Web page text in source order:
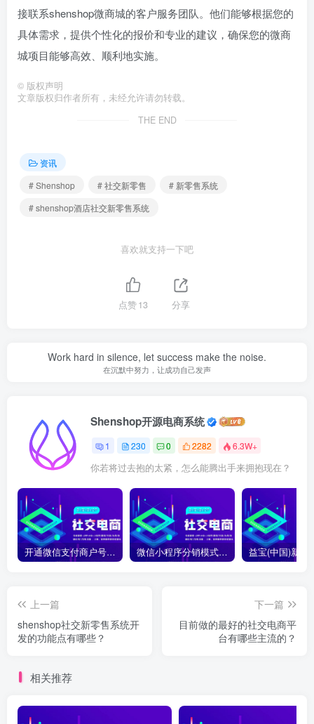
接联系shenshop微商城的客户服务团队。他们能够根据您的
具体需求，提供个性化的报价和专业的建议，确保您的微商
城项目能够高效、顺利地实施。
© 版权声明
文章版权归作者所有，未经允许请勿转载。
THE END
资讯
# Shenshop
# 社交新零售
# 新零售系统
# shenshop酒店社交新零售系统
喜欢就支持一下吧
点赞13 分享
Work hard in silence, let success make the noise.
在沉默中努力，让成功自己发声
Shenshop开源电商系统
1 230 0 2282 6.3W+
你若将过去抱的太紧，怎么能腾出手来拥抱现在？
开通微信支付商户号怎么开通？开通微信支付商户号详细教程 微信小程序分销模式如何合法合规运营？
上一篇
shenshop社交新零售系统开
发的功能点有哪些？
下一篇
目前做的最好的社交电商平
台有哪些主流的？
相关推荐